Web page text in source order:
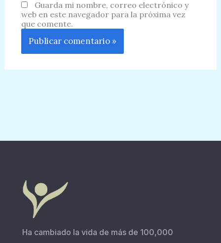
Guarda mi nombre, correo electrónico y
web en este navegador para la próxima vez
que comente.
Ha cambiado la vida de más de 100,000